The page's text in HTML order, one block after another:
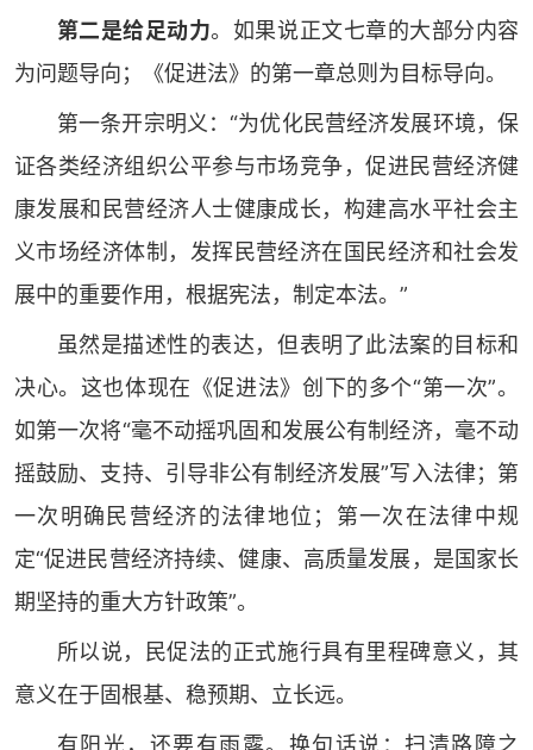
第二是给足动力。如果说正文七章的大部分内容
为问题导向；《促进法》的第一章总则为目标导向。
第一条开宗明义：“为优化民营经济发展环境，保
证各类经济组织公平参与市场竞争，促进民营经济健
康发展和民营经济人士健康成长，构建高水平社会主
义市场经济体制，发挥民营经济在国民经济和社会发
展中的重要作用，根据宪法，制定本法。”
虽然是描述性的表达，但表明了此法案的目标和
决心。这也体现在《促进法》创下的多个“第一次”。
如第一次将“毫不动摇巩固和发展公有制经济，毫不动
摇鼓励、支持、引导非公有制经济发展”写入法律；第
一次明确民营经济的法律地位；第一次在法律中规
定“促进民营经济持续、健康、高质量发展，是国家长
期坚持的重大方针政策”。
所以说，民促法的正式施行具有里程碑意义，其
意义在于固根基、稳预期、立长远。
有阳光，还要有雨露。换句话说：扫清路障之